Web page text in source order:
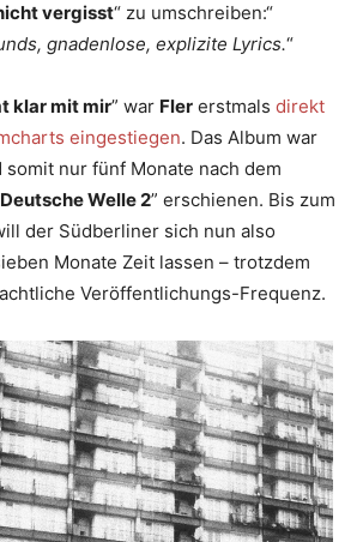
vergisst“ zu umschreiben:“
gnadenlose, explizite Lyrics.“
klar mit mir” war Fler erstmals direkt
eingestiegen. Das Album war
somit nur fünf Monate nach dem
Welle 2” erschienen. Bis zum
der Südberliner sich nun also
Monate Zeit lassen – trotzdem
Veröffentlichungs-Frequenz.